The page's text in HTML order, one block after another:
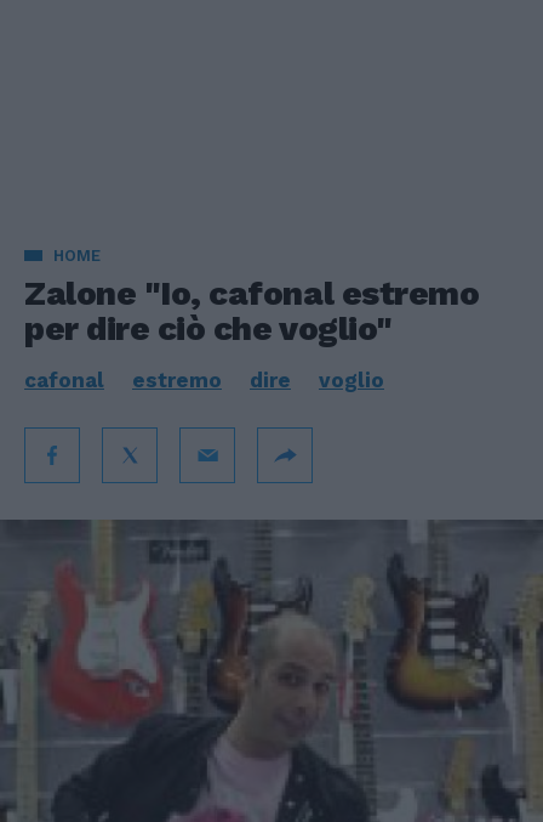
HOME
Zalone "Io, cafonal estremo
per dire ciò che voglio"
cafonal estremo dire voglio